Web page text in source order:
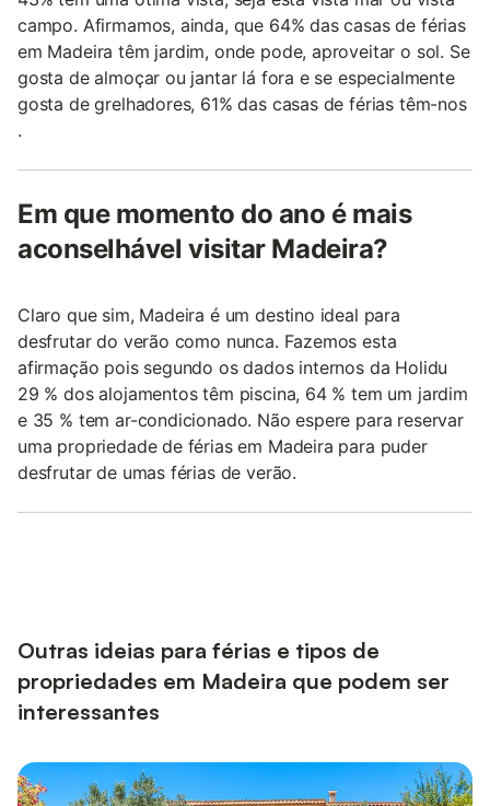
campo. Afirmamos, ainda, que 64% das casas de férias
em Madeira têm jardim, onde pode, aproveitar o sol. Se
gosta de almoçar ou jantar lá fora e se especialmente
gosta de grelhadores, 61% das casas de férias têm-nos
.
Em que momento do ano é mais
aconselhável visitar Madeira?
Claro que sim, Madeira é um destino ideal para
desfrutar do verão como nunca. Fazemos esta
afirmação pois segundo os dados internos da Holidu
29 % dos alojamentos têm piscina, 64 % tem um jardim
e 35 % tem ar-condicionado. Não espere para reservar
uma propriedade de férias em Madeira para puder
desfrutar de umas férias de verão.
Outras ideias para férias e tipos de
propriedades em Madeira que podem ser
interessantes